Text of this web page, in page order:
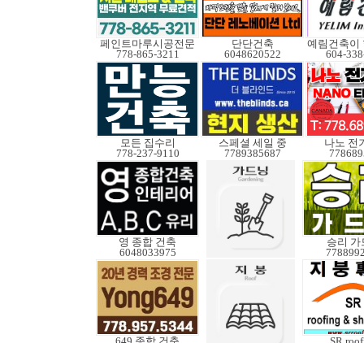
페인트마루시공전문
778-865-3211
단단건축
6048620522
604-
모든 집수리
778-237-9110
스페셜 세일 중
7789385687
나노 전
영 종합 건축
6048033975
승리 가